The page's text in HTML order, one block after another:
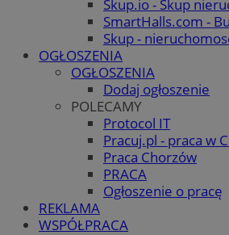
Skup.io - Skup
SmartHalls.com -
Skup -
OGŁOSZENIA
OGŁOSZENIA
Dodaj ogłoszenie
POLECAMY
Protocol IT
Pracuj.pl - praca w
Praca Chorzów
PRACA
Ogłoszenie o pracę
REKLAMA
WSPÓŁPRACA